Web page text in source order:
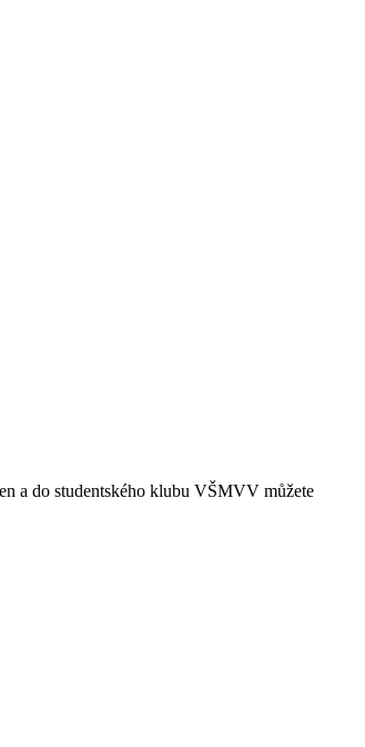
a do studentského klubu VŠMVV můžete